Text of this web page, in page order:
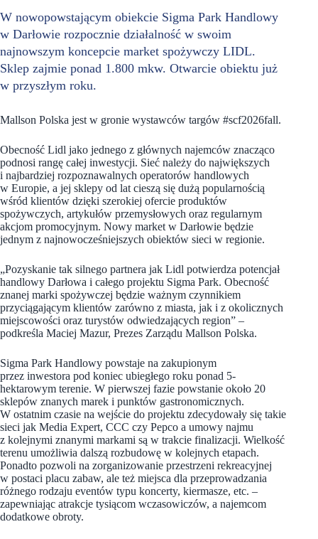
W nowopowstającym obiekcie Sigma Park Handlowy
w Darłowie rozpocznie działalność w swoim
najnowszym koncepcie market spożywczy LIDL.
Sklep zajmie ponad 1.800 mkw. Otwarcie obiektu już
w przyszłym roku.
Mallson Polska jest w gronie wystawców targów #scf2026fall.
Obecność Lidl jako jednego z głównych najemców znacząco
podnosi rangę całej inwestycji. Sieć należy do największych
i najbardziej rozpoznawalnych operatorów handlowych
w Europie, a jej sklepy od lat cieszą się dużą popularnością
wśród klientów dzięki szerokiej ofercie produktów
spożywczych, artykułów przemysłowych oraz regularnym
akcjom promocyjnym. Nowy market w Darłowie będzie
jednym z najnowocześniejszych obiektów sieci w regionie.
„Pozyskanie tak silnego partnera jak Lidl potwierdza potencjał
handlowy Darłowa i całego projektu Sigma Park. Obecność
znanej marki spożywczej będzie ważnym czynnikiem
przyciągającym klientów zarówno z miasta, jak i z okolicznych
miejscowości oraz turystów odwiedzających region” –
podkreśla Maciej Mazur, Prezes Zarządu Mallson Polska.
Sigma Park Handlowy powstaje na zakupionym
przez inwestora pod koniec ubiegłego roku ponad 5-
hektarowym terenie. W pierwszej fazie powstanie około 20
sklepów znanych marek i punktów gastronomicznych.
W ostatnim czasie na wejście do projektu zdecydowały się takie
sieci jak Media Expert, CCC czy Pepco a umowy najmu
z kolejnymi znanymi markami są w trakcie finalizacji. Wielkość
terenu umożliwia dalszą rozbudowę w kolejnych etapach.
Ponadto pozwoli na zorganizowanie przestrzeni rekreacyjnej
w postaci placu zabaw, ale też miejsca dla przeprowadzania
różnego rodzaju eventów typu koncerty, kiermasze, etc. –
zapewniając atrakcje tysiącom wczasowiczów, a najemcom
dodatkowe obroty.